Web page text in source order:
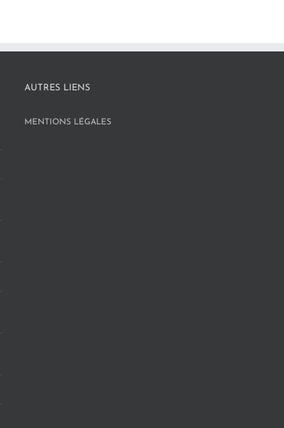
AUTRES LIENS
MENTIONS LÉGALES